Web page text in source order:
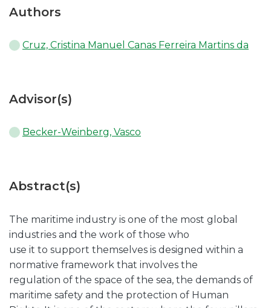
Authors
Cruz, Cristina Manuel Canas Ferreira Martins da
Advisor(s)
Becker-Weinberg, Vasco
Abstract(s)
The maritime industry is one of the most global
industries and the work of those who
use it to support themselves is designed within a
normative framework that involves the
regulation of the space of the sea, the demands of
maritime safety and the protection of Human